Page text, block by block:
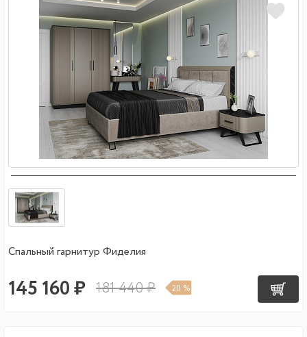
Спальный гарнитур Фиделия
145 160 ₽ 181 440 ₽ 20 %